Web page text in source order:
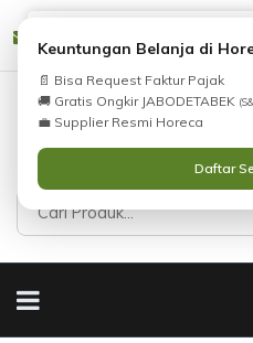
Keuntungan Belanja di
📄 Bisa Request Faktur Pajak
🚚 Gratis Ongkir JABODETABEK
💼 Supplier Resmi Horeca
Daftar
i
Silahkan